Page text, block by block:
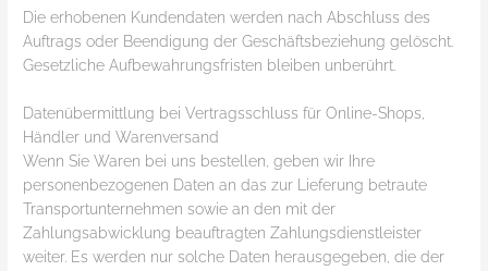
Die erhobenen Kundendaten werden nach Abschluss des
Auftrags oder Beendigung der Geschäftsbeziehung gelöscht.
Gesetzliche Aufbewahrungsfristen bleiben unberührt.
Daten­übermittlung bei Vertragsschluss für Online-Shops,
Händler und Warenversand
Wenn Sie Waren bei uns bestellen, geben wir Ihre
personenbezogenen Daten an das zur Lieferung betraute
Transportunternehmen sowie an den mit der
Zahlungsabwicklung beauftragten Zahlungsdienstleister
weiter. Es werden nur solche Daten herausgegeben, die der